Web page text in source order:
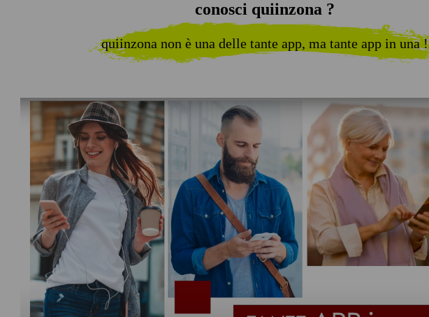
conosci quiinzona ?
quiinzona non è una delle tante app, ma tante app in una !